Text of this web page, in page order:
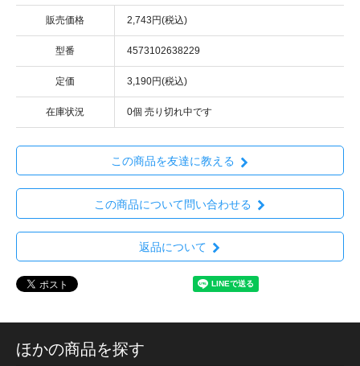
販売価格 2,743円(税込)
型番 4573102638229
定価 3,190円(税込)
在庫状況 0個 売り切れ中です
この商品を友達に教える
この商品について問い合わせる
返品について
ほかの商品を探す